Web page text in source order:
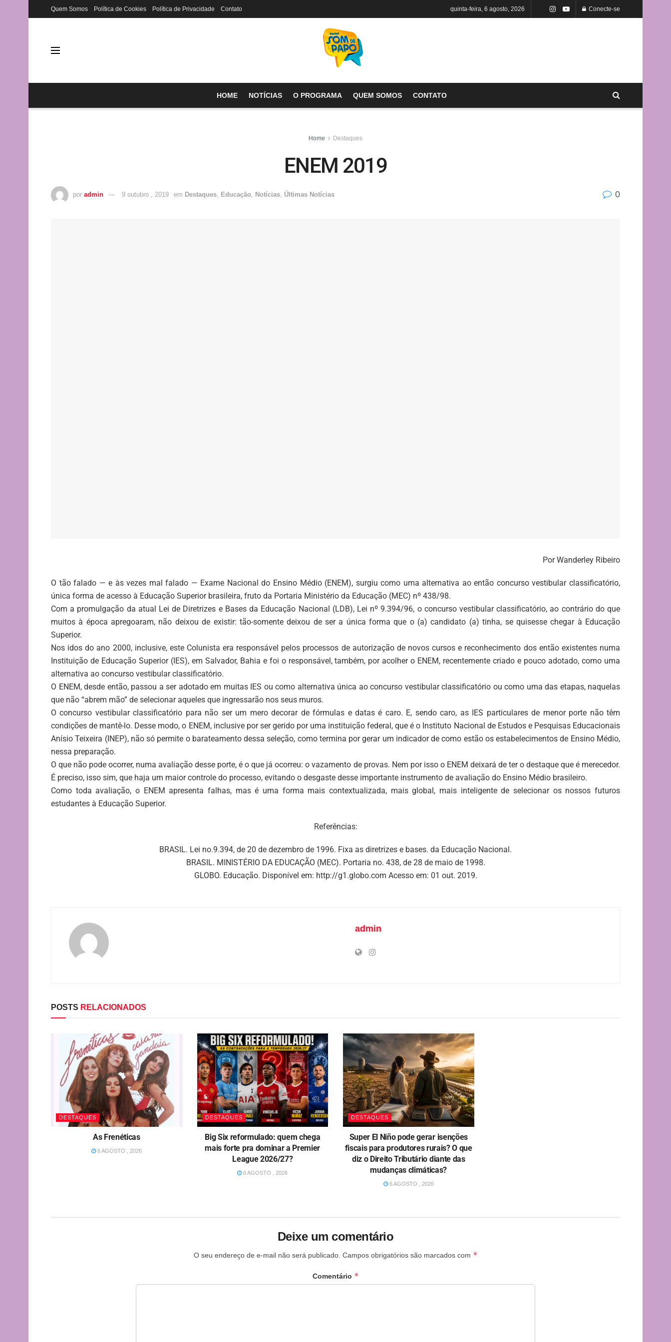
Quem Somos Política de Cookies Política de Privacidade Contato quinta-feira, 6 agosto, 2026 Conecte-se
HOME NOTÍCIAS O PROGRAMA QUEM SOMOS CONTATO
Home Destaques
ENEM 2019
por admin 9 outubro , 2019 em Destaques Educação Notícias Últimas Notícias 0
Por Wanderley Ribeiro
O tão falado — e às vezes mal falado — Exame Nacional do Ensino Médio (ENEM), surgiu como uma alternativa ao então concurso vestibular classificatório,
única forma de acesso à Educação Superior brasileira, fruto da Portaria Ministério da Educação (MEC) nº 438/98.
Com a promulgação da atual Lei de Diretrizes e Bases da Educação Nacional (LDB), Lei nº 9.394/96, o concurso vestibular classificatório, ao contrário do que
muitos à época apregoaram, não deixou de existir: tão-somente deixou de ser a única forma que o (a) candidato (a) tinha, se quisesse chegar à Educação
Superior.
Nos idos do ano 2000, inclusive, este Colunista era responsável pelos processos de autorização de novos cursos e reconhecimento dos então existentes numa
Instituição de Educação Superior (IES), em Salvador, Bahia e foi o responsável, também, por acolher o ENEM, recentemente criado e pouco adotado, como uma
alternativa ao concurso vestibular classificatório.
O ENEM, desde então, passou a ser adotado em muitas IES ou como alternativa única ao concurso vestibular classificatório ou como uma das etapas, naquelas
que não “abrem mão” de selecionar aqueles que ingressarão nos seus muros.
O concurso vestibular classificatório para não ser um mero decorar de fórmulas e datas é caro. E, sendo caro, as IES particulares de menor porte não têm
condições de mantê-lo. Desse modo, o ENEM, inclusive por ser gerido por uma instituição federal, que é o Instituto Nacional de Estudos e Pesquisas Educacionais
Anísio Teixeira (INEP), não só permite o barateamento dessa seleção, como termina por gerar um indicador de como estão os estabelecimentos de Ensino Médio,
nessa preparação.
O que não pode ocorrer, numa avaliação desse porte, é o que já ocorreu: o vazamento de provas. Nem por isso o ENEM deixará de ter o destaque que é merecedor.
É preciso, isso sim, que haja um maior controle do processo, evitando o desgaste desse importante instrumento de avaliação do Ensino Médio brasileiro.
Como toda avaliação, o ENEM apresenta falhas, mas é uma forma mais contextualizada, mais global, mais inteligente de selecionar os nossos futuros
estudantes à Educação Superior.
Referências:
BRASIL. Lei no.9.394, de 20 de dezembro de 1996. Fixa as diretrizes e bases. da Educação Nacional.
BRASIL. MINISTÉRIO DA EDUCAÇÃO (MEC). Portaria no. 438, de 28 de maio de 1998.
GLOBO. Educação. Disponível em: http://g1.globo.com Acesso em: 01 out. 2019.
admin
POSTS RELACIONADOS
DESTAQUES
As Frenéticas
6 AGOSTO , 2026
DESTAQUES
Big Six reformulado: quem chega
mais forte pra dominar a Premier
League 2026/27?
6 AGOSTO , 2026
DESTAQUES
Super El Niño pode gerar isenções
fiscais para produtores rurais? O que
diz o Direito Tributário diante das
mudanças climáticas?
6 AGOSTO , 2026
Deixe um comentário
O seu endereço de e-mail não será publicado. Campos obrigatórios são marcados com *
Comentário *